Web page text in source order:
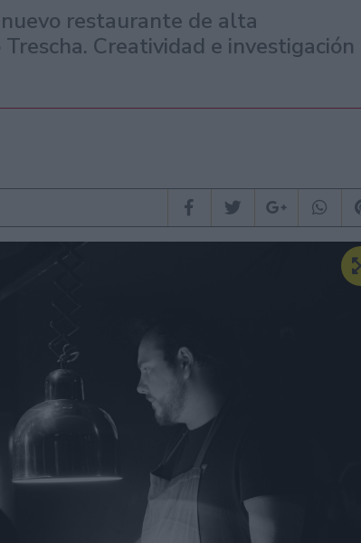
restaurante de alta
Creatividad e investigación